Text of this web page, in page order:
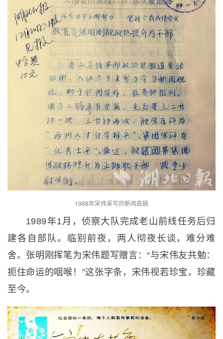
1988年宋伟采写的新闻底稿
1989年1月，侦察大队完成老山前线任务后归
建各自部队。临别前夜，两人彻夜长谈，难分难
舍。张明刚挥笔为宋伟题写赠言：“与宋伟友共勉：
扼住命运的咽喉！”这张字条，宋伟视若珍宝，珍藏
至今。